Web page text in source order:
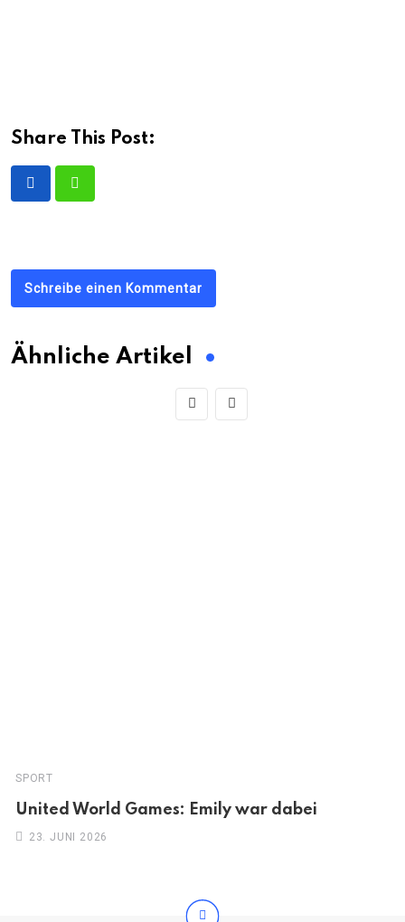
Share This Post:
Schreibe einen Kommentar
Ähnliche Artikel
SPORT
United World Games: Emily war dabei
23. JUNI 2026